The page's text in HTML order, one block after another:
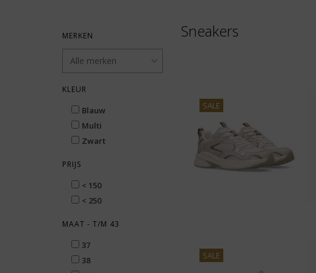
MERKEN
KLEUR
Blauw
Multi
Zwart
PRIJS
< 150
< 250
MAAT - T/M 43
37
38
Sneakers
SALE
SALE